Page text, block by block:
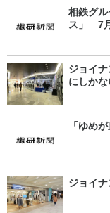
相鉄グ
ス」 7
ジョイ
にしか
「ゆめ
ジョイ